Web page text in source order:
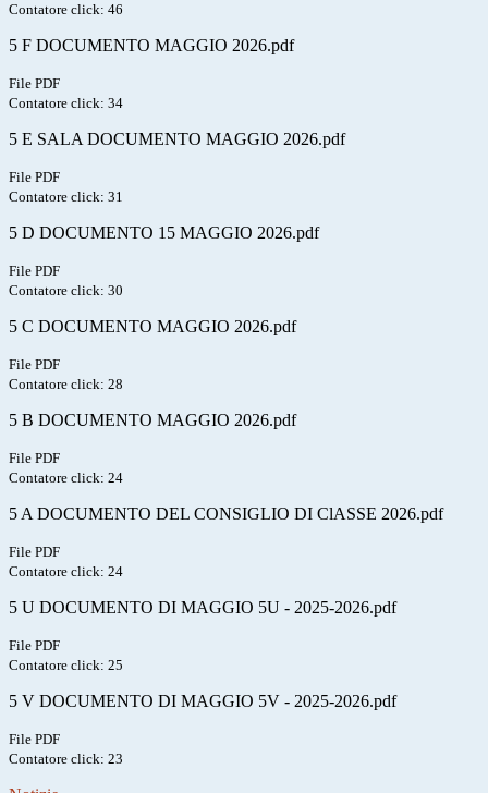
Contatore click: 46
5 F DOCUMENTO MAGGIO 2026.pdf
File PDF
Contatore click: 34
5 E SALA DOCUMENTO MAGGIO 2026.pdf
File PDF
Contatore click: 31
5 D DOCUMENTO 15 MAGGIO 2026.pdf
File PDF
Contatore click: 30
5 C DOCUMENTO MAGGIO 2026.pdf
File PDF
Contatore click: 28
5 B DOCUMENTO MAGGIO 2026.pdf
File PDF
Contatore click: 24
5 A DOCUMENTO DEL CONSIGLIO DI ClASSE 2026.pdf
File PDF
Contatore click: 24
5 U DOCUMENTO DI MAGGIO 5U - 2025-2026.pdf
File PDF
Contatore click: 25
5 V DOCUMENTO DI MAGGIO 5V - 2025-2026.pdf
File PDF
Contatore click: 23